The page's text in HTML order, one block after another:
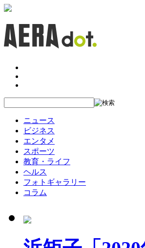
ニュース
ビジネス
エンタメ
スポーツ
教育・ライフ
ヘルス
フォトギャラリー
コラム